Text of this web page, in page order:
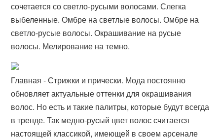
сочетается со светло-русыми волосами. Слегка
выбеленные. Омбре на светлые волосы. Омбре на
светло-русые волосы. Окрашивание на русые
волосы. Мелирование на темно.
Главная - Стрижки и прически. Мода постоянно
обновляет актуальные оттенки для окрашивания
волос. Но есть и такие палитры, которые будут всегда
в тренде. Так медно-русый цвет волос считается
настоящей классикой, имеющей в своем арсенале